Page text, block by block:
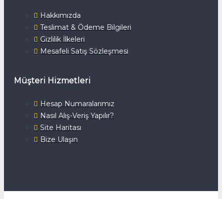
Hakkımızda
Teslimat & Ödeme Bilgileri
Gizlilik İlkeleri
Mesafeli Satış Sözleşmesi
Müşteri Hizmetleri
Hesap Numaralarımız
Nasıl Alış-Veriş Yapılır?
Site Haritası
Bize Ulaşın